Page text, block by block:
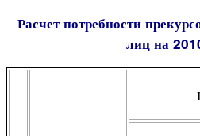
Расчет потребности
лиц на